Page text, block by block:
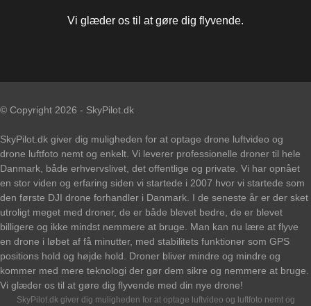
Vi glæder os til at gøre dig flyvende.
© Copyright 2026 - SkyPilot.dk
SkyPilot.dk giver dig muligheden for at optage drone luftvideo og
drone luftfoto nemt og enkelt. Vi leverer professionelle droner til hele
Danmark, både erhvervslivet, det offentlige og private. Vi har opnået
en stor viden og erfaring siden vi startede i 2007 hvor vi startede som
den første DJI drone forhandler i Danmark. I de seneste år er der sket
utroligt meget med droner, de er både blevet bedre, de er blevet
billigere og ikke mindst nemmere at bruge. Man kan nu lære at flyve
en drone i løbet af få minutter, med stabilitets funktioner som GPS
positions hold og højde hold. Droner bliver mindre og mindre og
kommer med mere teknologi der gør dem sikre og nemmere at bruge.
Vi glæder os til at gøre dig flyvende med din nye drone!
SkyPilot.dk giver dig muligheden for at optage luftvideo og luftfoto nemt og